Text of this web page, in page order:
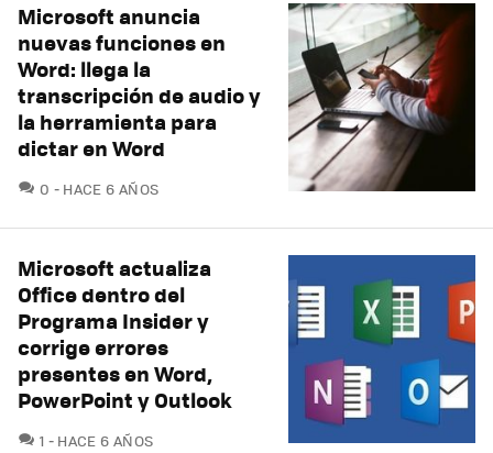
Microsoft anuncia
nuevas funciones en
Word: llega la
transcripción de audio y
la herramienta para
dictar en Word
0 COMENTARIOS
HACE 6 AÑOS
Microsoft actualiza
Office dentro del
Programa Insider y
corrige errores
presentes en Word,
PowerPoint y Outlook
1 COMENTARIOS
HACE 6 AÑOS